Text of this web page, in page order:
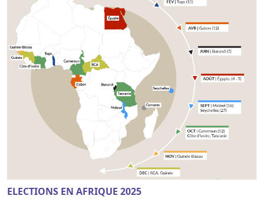
ELECTIONS EN AFRIQUE 2025